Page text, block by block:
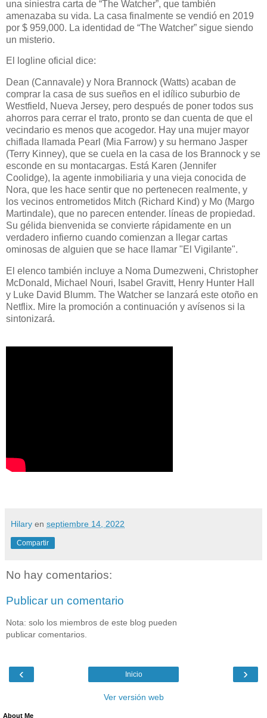
una siniestra carta de “The Watcher”, que también
amenazaba su vida. La casa finalmente se vendió en 2019
por $ 959,000. La identidad de “The Watcher” sigue siendo
un misterio.
El logline oficial dice:
Dean (Cannavale) y Nora Brannock (Watts) acaban de
comprar la casa de sus sueños en el idílico suburbio de
Westfield, Nueva Jersey, pero después de poner todos sus
ahorros para cerrar el trato, pronto se dan cuenta de que el
vecindario es menos que acogedor. Hay una mujer mayor
chiflada llamada Pearl (Mia Farrow) y su hermano Jasper
(Terry Kinney), que se cuela en la casa de los Brannock y se
esconde en su montacargas. Está Karen (Jennifer
Coolidge), la agente inmobiliaria y una vieja conocida de
Nora, que les hace sentir que no pertenecen realmente, y
los vecinos entrometidos Mitch (Richard Kind) y Mo (Margo
Martindale), que no parecen entender. líneas de propiedad.
Su gélida bienvenida se convierte rápidamente en un
verdadero infierno cuando comienzan a llegar cartas
ominosas de alguien que se hace llamar "El Vigilante".
El elenco también incluye a Noma Dumezweni, Christopher
McDonald, Michael Nouri, Isabel Gravitt, Henry Hunter Hall
y Luke David Blumm. The Watcher se lanzará este otoño en
Netflix. Mire la promoción a continuación y avísenos si la
sintonizará.
Hilary en septiembre 14, 2022
Compartir
No hay comentarios:
Publicar un comentario
Nota: solo los miembros de este blog pueden
publicar comentarios.
‹ ›
Inicio
Ver versión web
About Me